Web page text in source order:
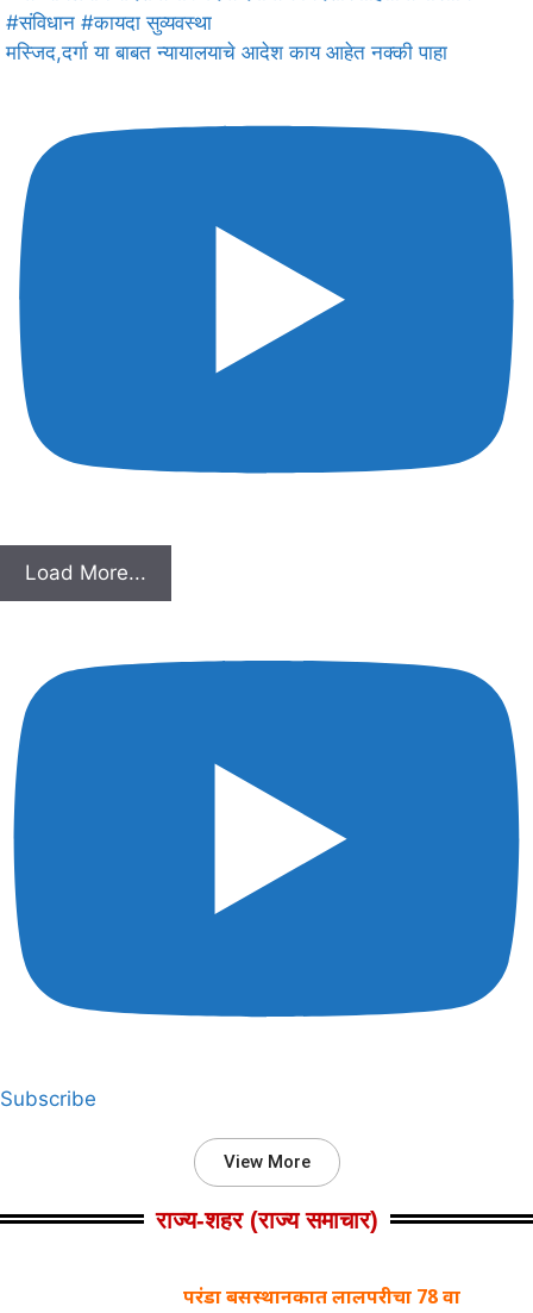
मस्जिद,दर्गा या बाबत न्यायालयाचे आदेश काय आहेत नक्की पाहा
Load More...
Subscribe
View More
राज्य‑शहर (राज्य समाचार)
परंडा बसस्थानकात लालपरीचा 78 वा